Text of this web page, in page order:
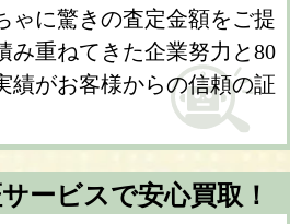
ゃに驚きの査定金額をご提
み重ねてきた企業努力と80
績がお客様からの信頼の証
ービスで安心買取！